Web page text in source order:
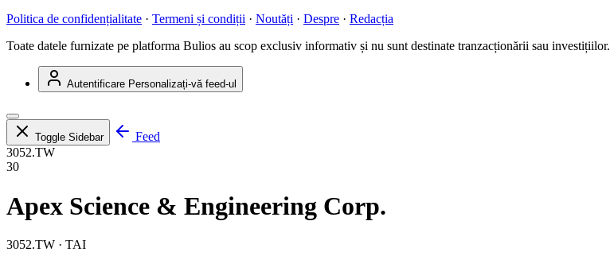
Politica de confidențialitate · Termeni și condiții · Noutăți · Despre · Redacția
Toate datele furnizate pe platforma Bulios au scop exclusiv informativ și nu sunt destinate tranzacționării sau investițiilor.
Autentificare Personalizați-vă feed-ul
Toggle Sidebar
Feed
3052.TW
30
Apex Science & Engineering Corp.
3052.TW · TAI